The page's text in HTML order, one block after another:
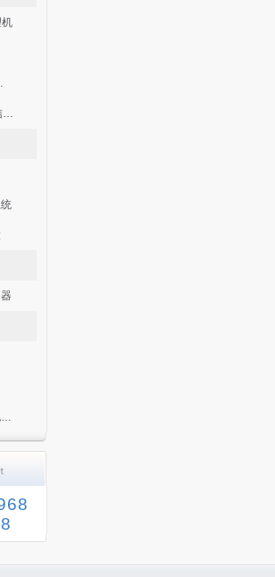
器
AWT系列无线通信终端
AMC16Z精密配电监控装置